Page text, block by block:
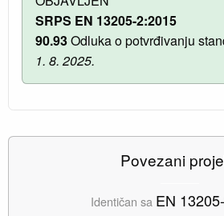
SRPS EN 13205-2:2015
90.93Odluka o potvrđivanju
1. 8. 2025.
Povezani
Identičan sa EN